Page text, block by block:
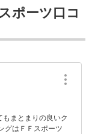
ポーツ口コ
まとまりの良いク